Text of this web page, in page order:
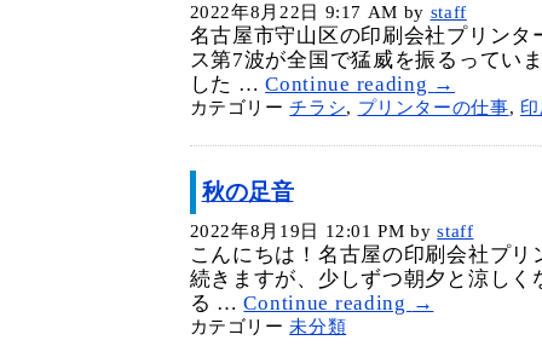
2022年8月22日 9:17 AM by staff
名古屋市守山区の印刷会社プリンタ
ス第7波が全国で猛威を振るってい
した …Continue reading →
カテゴリーチラシ, プリンターの仕事,
秋の足音
2022年8月19日 12:01 PM by staff
こんにちは！名古屋の印刷会社プ
続きますが、少しずつ朝夕と涼しく
る …Continue reading →
カテゴリー未分類